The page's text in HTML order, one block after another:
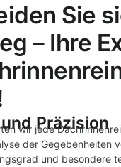
Sie
– Ihre
Präzision
wir jede
der Gegebenheiten
und besondere